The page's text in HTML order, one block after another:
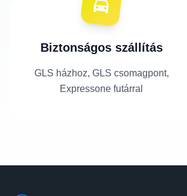
Biztonságos szállítás
GLS házhoz, GLS csomagpont,
Expressone futárral